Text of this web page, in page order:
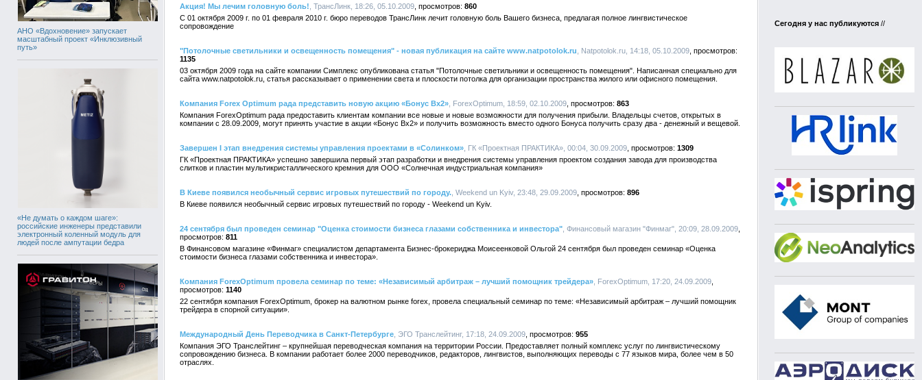
АНО «Вдохновение» запускает
масштабный проект «Инклюзивный
путь»
«Не думать о каждом шаге»:
российские инженеры представили
электронный коленный модуль для
людей после ампутации бедра
Акция! Мы лечим головную боль! , ТрансЛинк, 18:26, 05.10.2009
860
С 01 октября 2009 г. по 01 февраля 2010 г. бюро переводов ТрансЛинк лечит головную боль Вашего бизнеса, предлагая полное лингвистическое
сопровождение
"Потолочные светильники и освещенность помещения" - новая публикация на сайте www.natpotolok.ru , Natpotolok.ru, 14:18, 05.10.2009
1135
03 октября 2009 года на сайте компании Симплекс опубликована статья "Потолочные светильники и освещенность помещения". Написанная специально для
сайта www.natpotolok.ru, статья рассказывает о применении света и плоскости потолка для организации пространства жилого или офисного помещения.
Компания Forex Optimum рада представить новую акцию «Бонус Bх2» , ForexOptimum, 18:59, 02.10.2009
863
Компания ForexOptimum рада предоставить клиентам компании все новые и новые возможности для получения прибыли. Владельцы счетов, открытых в
компании с 28.09.2009, могут принять участие в акции «Бонус Bх2» и получить возможность вместо одного Бонуса получить сразу два - денежный и вещевой.
Завершен I этап внедрения системы управления проектами в «Солинком» , ГК «Проектная ПРАКТИКА», 00:04, 30.09.2009
1309
ГК «Проектная ПРАКТИКА» успешно завершила первый этап разработки и внедрения системы управления проектом создания завода для производства
слитков и пластин мультикристаллического кремния для OOO «Солнечная индустриальная компания»
В Киеве появился необычный сервис игровых путешествий по городу. , Weekend un Kyiv, 23:48, 29.09.2009
896
В Киеве появился необычный сервис игровых путешествий по городу - Weekend un Kyiv.
24 сентября был проведен семинар "Оценка стоимости бизнеса глазами собственника и инвестора" , Финансовый магазин "Финмаг", 20:09, 28.09.2009
811
В Финансовом магазине «Финмаг» специалистом департамента Бизнес-брокериджа Моисеенковой Ольгой 24 сентября был проведен семинар «Оценка
стоимости бизнеса глазами собственника и инвестора».
Компания ForexOptimum провела семинар по теме: «Независимый арбитраж – лучший помощник трейдера» , ForexOptimum, 17:20, 24.09.2009
1140
22 сентября компания ForexOptimum, брокер на валютном рынке forex, провела специальный семинар по теме: «Независимый арбитраж – лучший помощник
трейдера в спорной ситуации».
Международный День Переводчика в Санкт-Петербурге , ЭГО Транслейтинг, 17:18, 24.09.2009
955
Компания ЭГО Транслейтинг – крупнейшая переводческая компания на территории России. Предоставляет полный комплекс услуг по лингвистическому
сопровождению бизнеса. В компании работает более 2000 переводчиков, редакторов, лингвистов, выполняющих переводы с 77 языков мира, более чем в 50
отраслях.
Сегодня у нас публикуются //